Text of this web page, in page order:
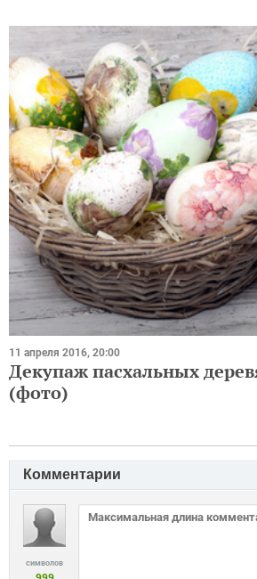
11 апреля 2016, 20:00
Декупаж пасхальных
(фото)
Комментарии
символов